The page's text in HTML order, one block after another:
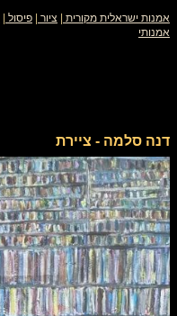
אמנות ישראלית מקורית ציור פיסול
אמנותי
דנה סלמה - ציירת